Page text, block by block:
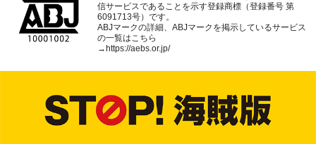
信サービスであることを示す登録商標（登録番号 第
6091713号）です。
ABJマークの詳細、ABJマークを掲示しているサービス
の一覧はこちら
→https://aebs.or.jp/